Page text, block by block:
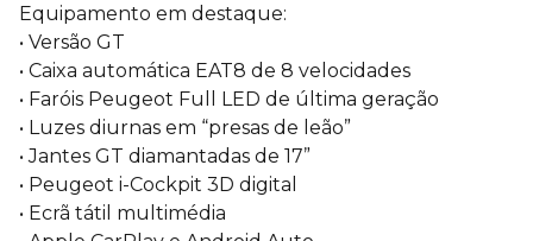
Equipamento em destaque:
• Versão GT
• Caixa automática EAT8 de 8 velocidades
• Faróis Peugeot Full LED de última geração
• Luzes diurnas em “presas de leão”
• Jantes GT diamantadas de 17”
• Peugeot i-Cockpit 3D digital
• Ecrã tátil multimédia